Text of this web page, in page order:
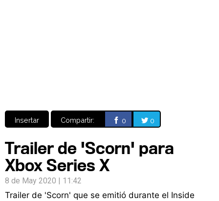
Insertar Compartir: 0 0
Trailer de 'Scorn' para
Xbox Series X
8 de May 2020 | 11:42
Trailer de 'Scorn' que se emitió durante el Inside